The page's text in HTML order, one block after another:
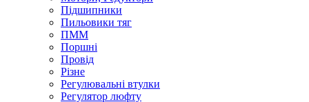
Підшипники
Пильовики тяг
ПММ
Поршні
Провід
Різне
Регулювальні втулки
Регулятор люфту